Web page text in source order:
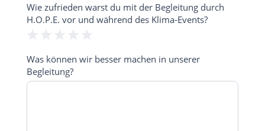
Wie zufrieden warst du mit der Begleitung durch
H.O.P.E. vor und während des Klima-Events?
Was können wir besser machen in unserer
Begleitung?